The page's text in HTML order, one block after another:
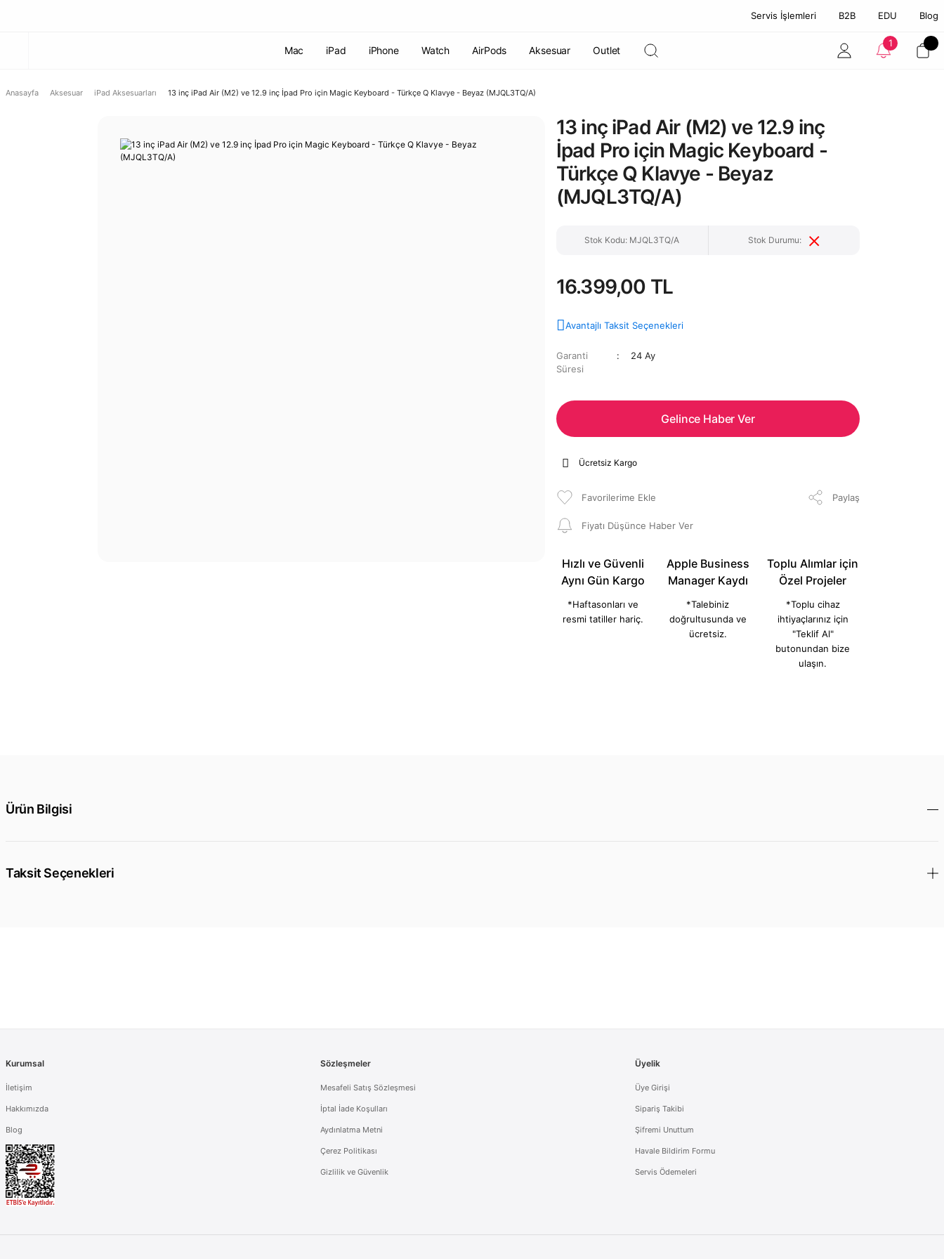
Servis İşlemleri B2B EDU Blog
Mac iPad iPhone Watch AirPods Aksesuar Outlet
1
Anasayfa Aksesuar iPad Aksesuarları 13 inç iPad Air (M2) ve 12.9 inç İpad Pro için Magic Keyboard - Türkçe Q Klavye - Beyaz (MJQL3TQ/A)
13 inç iPad Air (M2) ve 12.9 inç
İpad Pro için Magic Keyboard -
Türkçe Q Klavye - Beyaz
(MJQL3TQ/A)
Stok Kodu: MJQL3TQ/A Stok Durumu:
16.399,00 TL
Avantajlı Taksit Seçenekleri
Garanti
Süresi
24 Ay
Gelince Haber Ver
Ücretsiz Kargo
Paylaş
Fiyatı Düşünce Haber Ver
Hızlı ve Güvenli
Aynı Gün Kargo
*Haftasonları ve
resmi tatiller hariç.
Apple Business
Manager Kaydı
*Talebiniz
doğrultusunda ve
ücretsiz.
Toplu Alımlar için
Özel Projeler
*Toplu cihaz
ihtiyaçlarınız için
"Teklif Al"
butonundan bize
ulaşın.
Ürün Bilgisi
Taksit Seçenekleri
Kurumsal
İletişim
Hakkımızda
Blog
Sözleşmeler
Mesafeli Satış Sözleşmesi
İptal İade Koşulları
Aydınlatma Metni
Çerez Politikası
Gizlilik ve Güvenlik
Üyelik
Üye Girişi
Sipariş Takibi
Şifremi Unuttum
Havale Bildirim Formu
Servis Ödemeleri